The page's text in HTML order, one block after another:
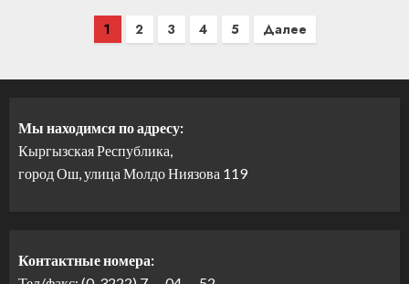
Навигация
записям
1 2 3 4 5 Далее
Мы находимся по адресу:
Кыргызская Республика,
город Ош, улица Молдо Ниязова 119
Контактные номера: